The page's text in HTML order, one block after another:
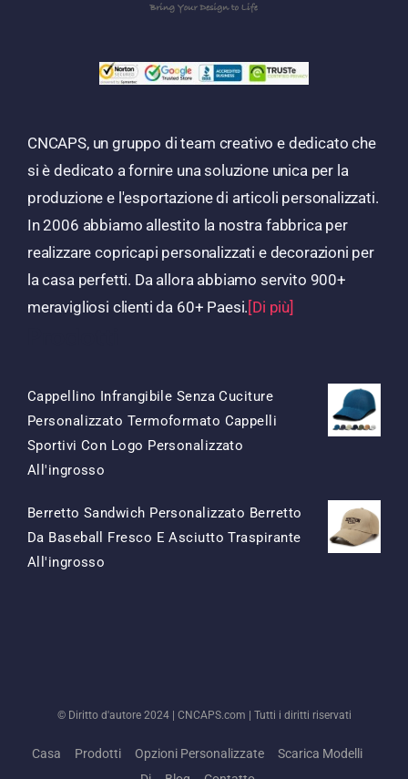
CNCAPS, un gruppo di team creativo e dedicato che
si è dedicato a fornire una soluzione unica per la
produzione e l'esportazione di articoli personalizzati.
In 2006 abbiamo allestito la nostra fabbrica per
realizzare copricapi personalizzati e decorazioni per
la casa perfetti. Da allora abbiamo servito 900+
meravigliosi clienti da 60+ Paesi. [Di più]
Cappellino Infrangibile Senza Cuciture
Personalizzato Termoformato Cappelli
Sportivi Con Logo Personalizzato
All'ingrosso
Originale
Era:
Attuale
È:
Berretto Sandwich Personalizzato Berretto
Da Baseball Fresco E Asciutto Traspirante
All'ingrosso
© Diritto d'autore 2024 | CNCAPS.com | Tutti i diritti riservati
Casa Prodotti Opzioni Personalizzate
Scarica Modelli